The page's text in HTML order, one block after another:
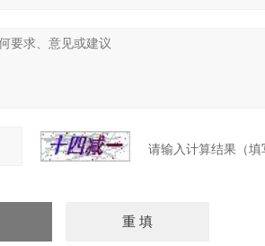
请输入计算结果（